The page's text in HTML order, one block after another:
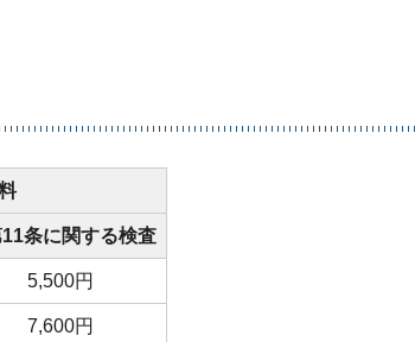
条に関する検査
5,500円
7,600円